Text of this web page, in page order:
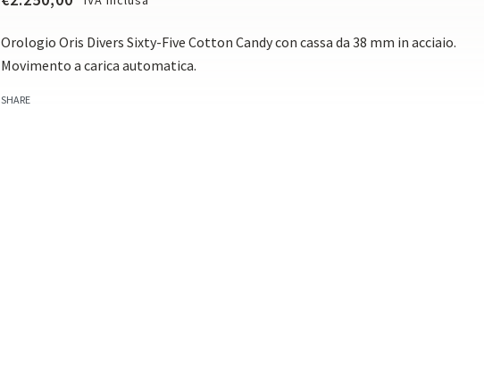
Orologio Oris Divers Sixty-Five Cotton Candy con cassa da 38 mm in acciaio.
Movimento a carica automatica.
SHARE